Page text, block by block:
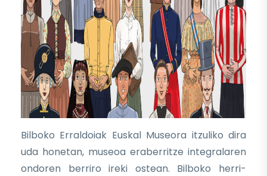
Bilboko Erraldoiak Euskal Museora itzuliko dira
uda honetan, museoa eraberritze integralaren
ondoren berriro ireki ostean. Bilboko herri-